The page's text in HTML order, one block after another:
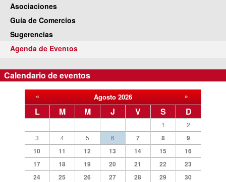
Asociaciones
Guía de Comercios
Sugerencias
Agenda de Eventos
Calendario de eventos
Ver todos los eventos de
Agosto of
2026
«
el
calendario
todos los
eventos
de Julio
de 2026
calendario
todos los
eventos de
Septiembre
de 2026
»
L M M J V S D
1
2
3
4 5 6 7 8
9
10
11 12 13 14 15
16
17
18 19 20 21 22
23
24
25 26 27 28 29
30